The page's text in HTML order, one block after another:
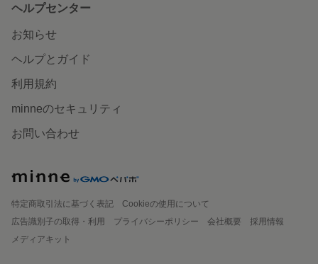
ヘルプセンター
お知らせ
ヘルプとガイド
利用規約
minneのセキュリティ
お問い合わせ
特定商取引法に基づく表記
Cookieの使用について
広告識別子の取得・利用
プライバシーポリシー 会社概要
採用情報
メディアキット